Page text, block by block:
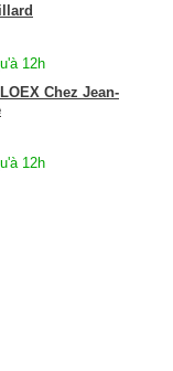
12h
Chez Jean-
12h